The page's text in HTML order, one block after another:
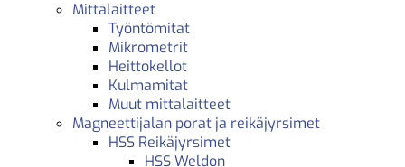
Mittalaitteet
Työntömitat
Mikrometrit
Heittokellot
Kulmamitat
Muut mittalaitteet
Magneettijalan porat ja reikäjyrsimet
HSS Reikäjyrsimet
HSS Weldon